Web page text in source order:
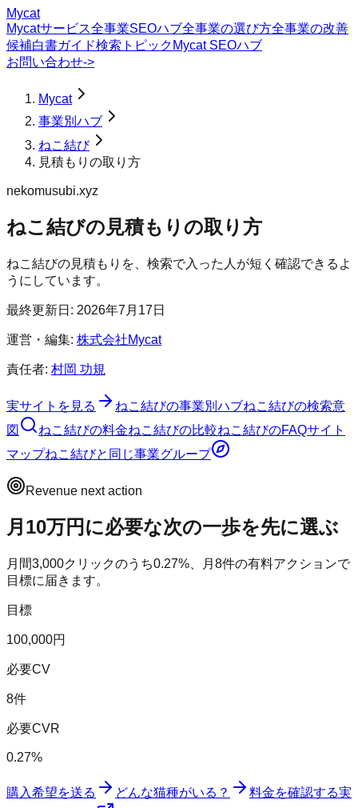
Mycat
Mycatサービス全事業SEOハブ全事業の選び方全事業の改善
候補白書ガイド検索トピック Mycat SEOハブ
お問い合わせ->
Mycat
事業別ハブ
ねこ結び
見積もりの取り方
nekomusubi.xyz
ねこ結びの 見積もりの取り方
ねこ結びの見積もりを、検索で入った人が短く確認できるよ
うにしています。
最終更新日: 2026年7月17日
運営・編集: 株式会社Mycat
責任者: 村岡 功規
実サイトを見る ねこ結びの事業別ハブねこ結びの検索意
図
ねこ結びの料金ねこ結びの比較ねこ結びのFAQサイト
マップねこ結びと同じ事業グループ
Revenue next action
月10万円に必要な次の一歩を先に選ぶ
月間3,000クリックのうち0.27%、月 8件の有料アクションで
目標に届きます。
目標
100,000円
必要CV
8件
必要CVR
0.27%
購入希望を送る どんな猫種がいる？ 料金を確認する実